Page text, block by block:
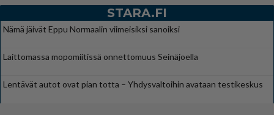
STARA.FI
Nämä jäivät Eppu Normaalin viimeisiksi sanoiksi
Laittomassa mopomiitissä onnettomuus Seinäjoella
Lentävät autot ovat pian totta – Yhdysvaltoihin avataan testikeskus